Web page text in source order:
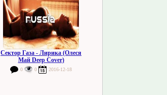
Сектор Газа - Лирика (Олеся
Май Deep Cover)
0 0 2016-12-18